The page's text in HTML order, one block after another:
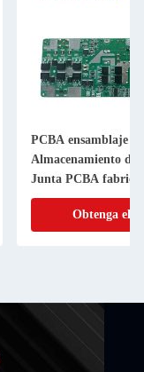
PCBA ensamblaje
Almacenamiento de
Junta PCBA
gestión de balance
energía inteligente
Obtenga el